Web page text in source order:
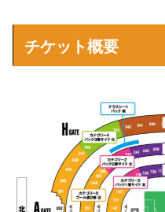
チケット概要